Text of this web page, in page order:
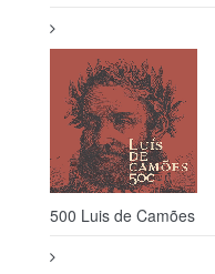
500 Luis de Camões